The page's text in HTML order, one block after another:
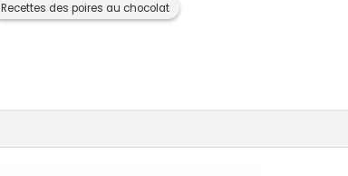
Recettes des poires au chocolat